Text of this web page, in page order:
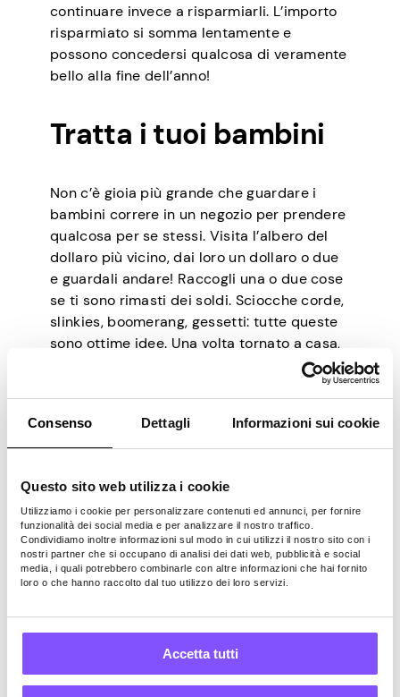
Consenso Dettagli Informazioni sui cookie
Questo sito web utilizza i cookie
Utilizziamo i cookie per personalizzare contenuti ed annunci, per fornire
funzionalità dei social media e per analizzare il nostro traffico.
Condividiamo inoltre informazioni sul modo in cui utilizzi il nostro sito con i
nostri partner che si occupano di analisi dei dati web, pubblicità e social
media, i quali potrebbero combinarle con altre informazioni che hai fornito
loro o che hanno raccolto dal tuo utilizzo dei loro servizi.
Accetta tutti
continuare invece a risparmiarli. L’importo
risparmiato si somma lentamente e
possono concedersi qualcosa di veramente
bello alla fine dell’anno!
Tratta i tuoi bambini
Non c’è gioia più grande che guardare i
bambini correre in un negozio per prendere
qualcosa per se stessi. Visita l’albero del
dollaro più vicino, dai loro un dollaro o due
e guardali andare! Raccogli una o due cose
se ti sono rimasti dei soldi. Sciocche corde,
slinkies, boomerang, gessetti: tutte queste
sono ottime idee. Una volta tornato a casa,
Fai qualcosa di carino
Infine, puoi sempre fare qualcosa di carino
per qualcun altro. Anche se $ 5 non sono
molti, possono significare il mondo per
qualcuno e rendere davvero la loro
giornata. Se ne hai voglia, prendi dei fiori o
delle caramelle per qualcuno che sta
regalo per una persona cara in modo che
possa concedersi un regalo. Oppure fai un
po’ di benzina nel serbatoio del tuo amico: